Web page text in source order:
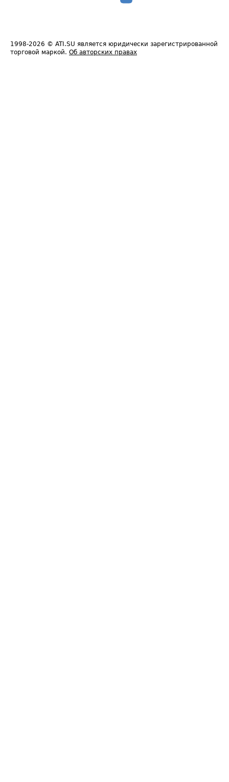
1998-2026 © ATI.SU является юридически зарегистрированной
торговой маркой. Об авторских правах